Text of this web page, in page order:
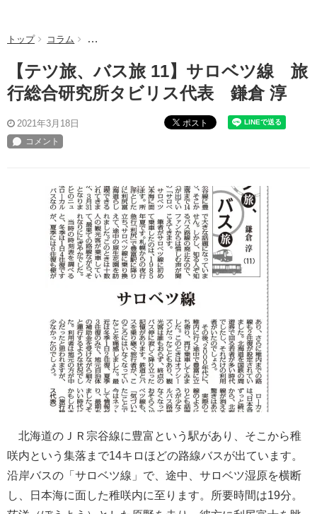
トップ コラム 【テツ旅、バス旅 11】サロベツ線 旅行総合研究所
【テツ旅、バス旅 11】サロベツ線 旅
行総合研究所タビリス代表 鎌倉 淳
2021年3月18日 ポスト
北海道のＪＲ宗谷線に豊富という駅があり、そこから稚
咲内という集落まで14キロほどの路線バスが出ています。
沿岸バスの「サロベツ線」で、途中、サロベツ湿原を横断
し、日本海に面した稚咲内に至ります。所要時間は19分。